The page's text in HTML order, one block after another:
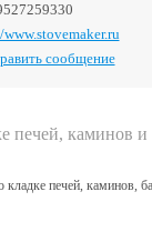
сообщение
печей, каминов
кладке печей, каминов,